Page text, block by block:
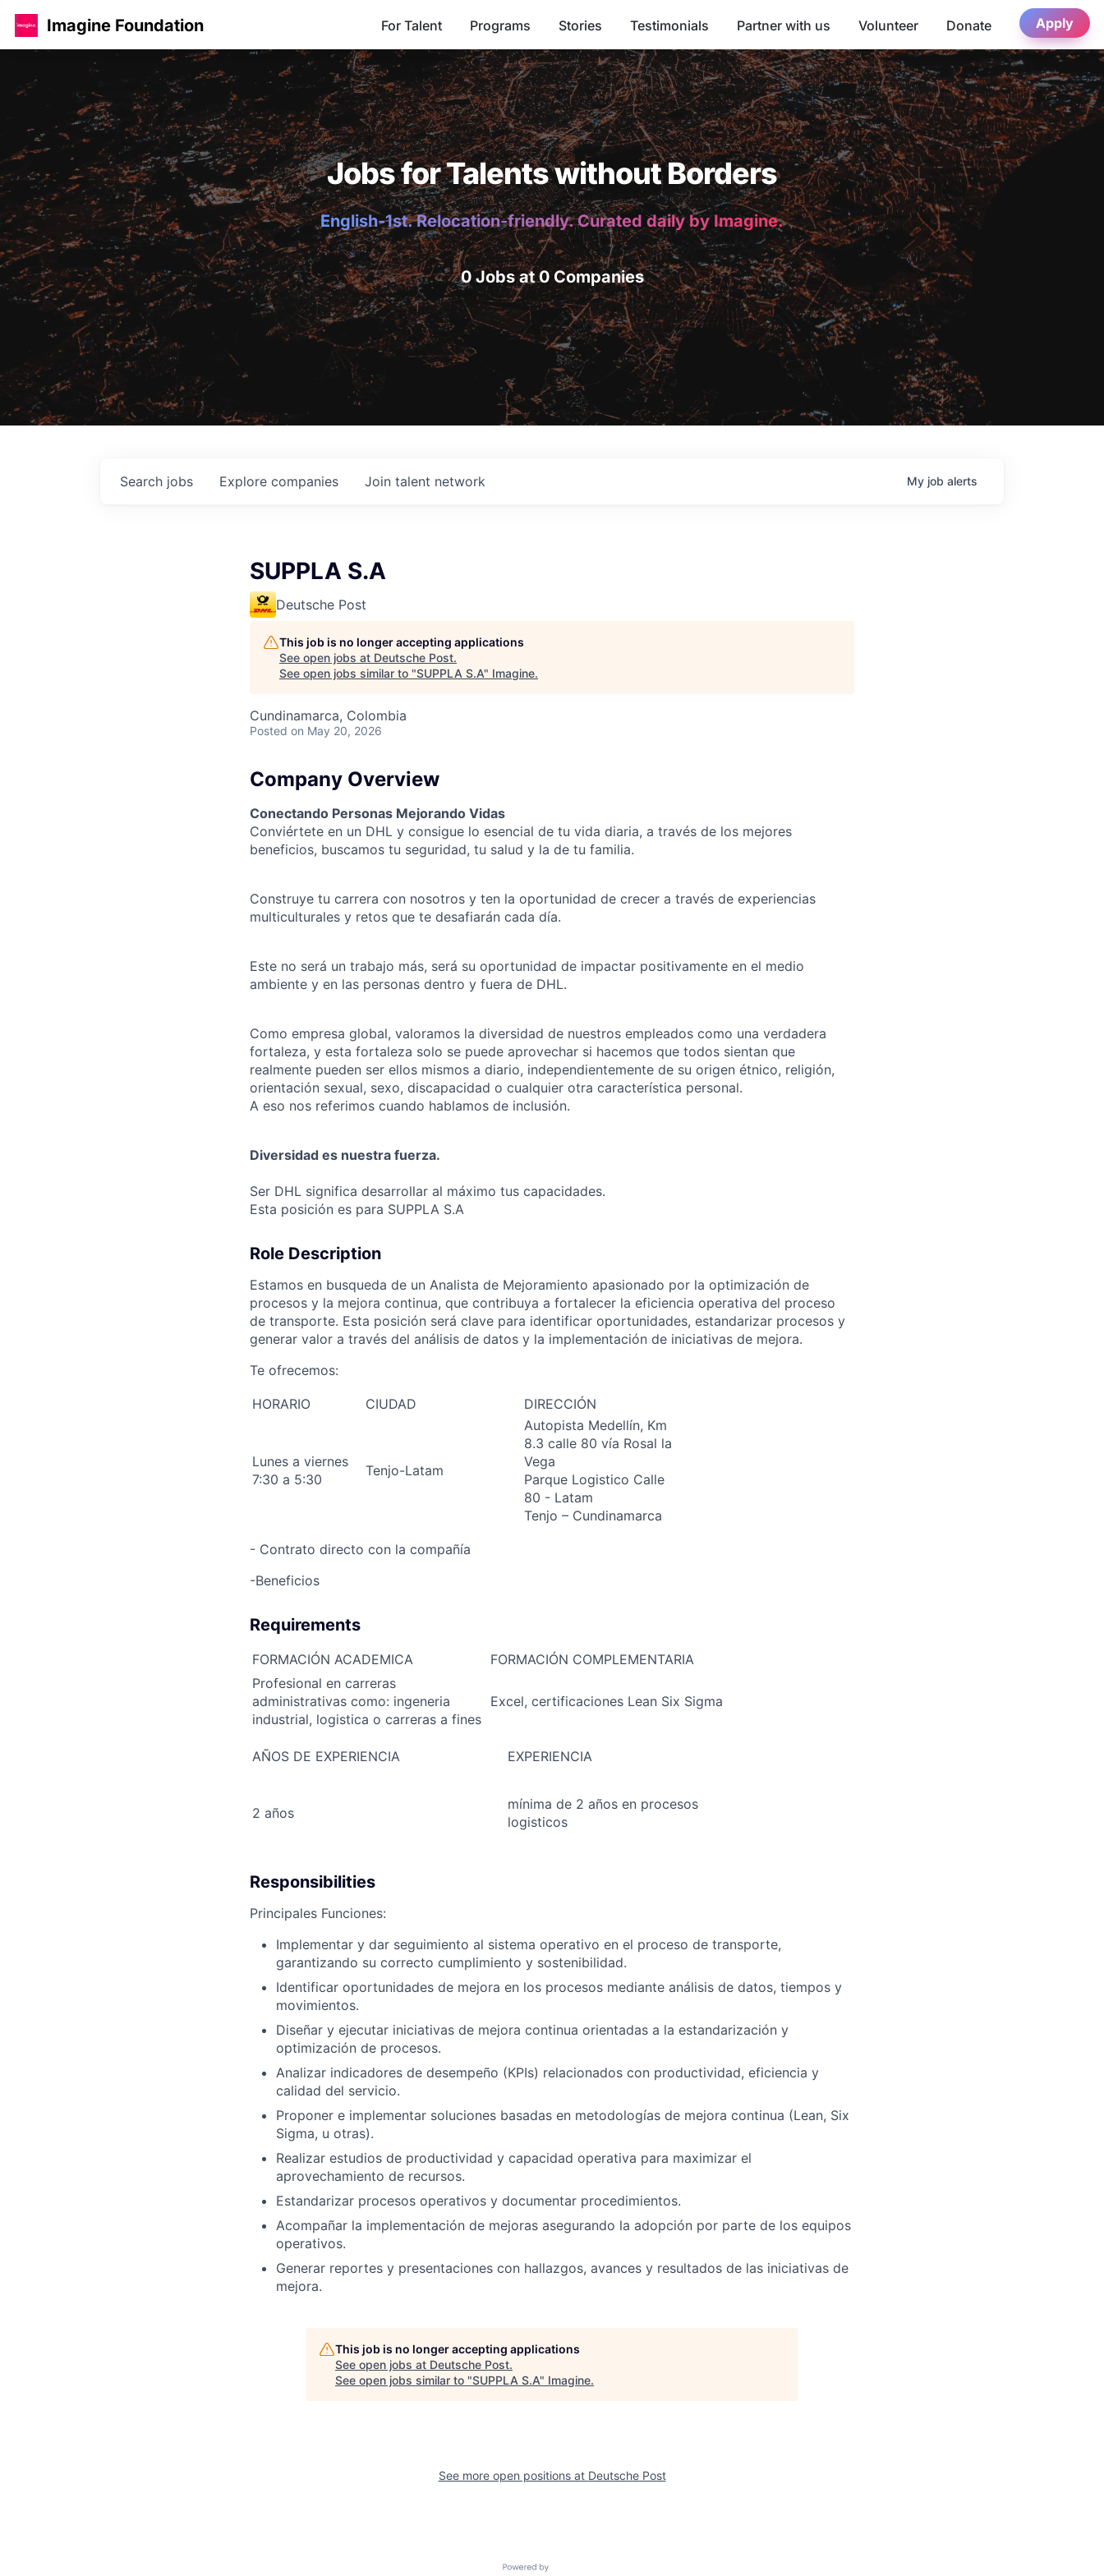
Imagine Foundation For Talent Programs Stories Testimonials Partner with us Volunteer Donate Apply
Jobs for Talents without Borders
English-1st. Relocation-friendly. Curated daily by Imagine.
0 Jobs at 0 Companies
Search jobs Explore companies Join talent network My job alerts
SUPPLA S.A
Deutsche Post
This job is no longer accepting applications
See open jobs at Deutsche Post.
See open jobs similar to "SUPPLA S.A" Imagine.
Cundinamarca, Colombia
Posted on May 20, 2026
Company Overview
Conectando Personas Mejorando Vidas
Conviértete en un DHL y consigue lo esencial de tu vida diaria, a través de los mejores
beneficios, buscamos tu seguridad, tu salud y la de tu familia.
Construye tu carrera con nosotros y ten la oportunidad de crecer a través de experiencias
multiculturales y retos que te desafiarán cada día.
Este no será un trabajo más, será su oportunidad de impactar positivamente en el medio
ambiente y en las personas dentro y fuera de DHL.
Como empresa global, valoramos la diversidad de nuestros empleados como una verdadera
fortaleza, y esta fortaleza solo se puede aprovechar si hacemos que todos sientan que
realmente pueden ser ellos mismos a diario, independientemente de su origen étnico, religión,
orientación sexual, sexo, discapacidad o cualquier otra característica personal.
A eso nos referimos cuando hablamos de inclusión.
Diversidad es nuestra fuerza.
Ser DHL significa desarrollar al máximo tus capacidades.
Esta posición es para SUPPLA S.A
Role Description
Estamos en busqueda de un Analista de Mejoramiento apasionado por la optimización de
procesos y la mejora continua, que contribuya a fortalecer la eficiencia operativa del proceso
de transporte. Esta posición será clave para identificar oportunidades, estandarizar procesos y
generar valor a través del análisis de datos y la implementación de iniciativas de mejora.
Te ofrecemos:
HORARIO CIUDAD DIRECCIÓN
Lunes a viernes
7:30 a 5:30
Tenjo-Latam
Autopista Medellín, Km
8.3 calle 80 vía Rosal la
Vega
Parque Logistico Calle
80 - Latam
Tenjo – Cundinamarca
- Contrato directo con la compañía
-Beneficios
Requirements
FORMACIÓN ACADEMICA
FORMACIÓN COMPLEMENTARIA
Profesional en carreras
administrativas como: ingeneria
industrial, logistica o carreras a fines
Excel, certificaciones Lean Six Sigma
AÑOS DE EXPERIENCIA EXPERIENCIA
2 años
mínima de 2 años en procesos
logisticos
Responsibilities
Principales Funciones:
Implementar y dar seguimiento al sistema operativo en el proceso de transporte,
garantizando su correcto cumplimiento y sostenibilidad.
Identificar oportunidades de mejora en los procesos mediante análisis de datos, tiempos y
movimientos.
Diseñar y ejecutar iniciativas de mejora continua orientadas a la estandarización y
optimización de procesos.
Analizar indicadores de desempeño (KPIs) relacionados con productividad, eficiencia y
calidad del servicio.
Proponer e implementar soluciones basadas en metodologías de mejora continua (Lean, Six
Sigma, u otras).
Realizar estudios de productividad y capacidad operativa para maximizar el
aprovechamiento de recursos.
Estandarizar procesos operativos y documentar procedimientos.
Acompañar la implementación de mejoras asegurando la adopción por parte de los equipos
operativos.
Generar reportes y presentaciones con hallazgos, avances y resultados de las iniciativas de
mejora.
This job is no longer accepting applications
See open jobs at Deutsche Post.
See open jobs similar to "SUPPLA S.A" Imagine.
See more open positions at Deutsche Post
Powered by Getro.com